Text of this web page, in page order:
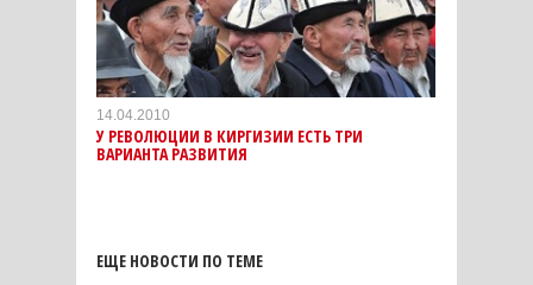
14.04.2010
У РЕВОЛЮЦИИ В КИРГИЗИИ ЕСТЬ ТРИ
ВАРИАНТА РАЗВИТИЯ
ЕЩЕ НОВОСТИ ПО ТЕМЕ